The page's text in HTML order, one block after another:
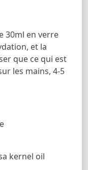
30ml en verre
et la
que ce qui est
les mains, 4-5
kernel oil